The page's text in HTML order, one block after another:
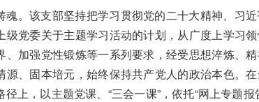
魂。该支部坚持把学习贯彻党的二十大精神、习
级党委关于主题学习活动的计划，从广度上学习
加强党性锻炼等一系列要求，经受思想淬炼、精
源、固本培元，始终保持共产党人的政治本色。
上，以主题党课、“三会一课”，依托“网上专题报